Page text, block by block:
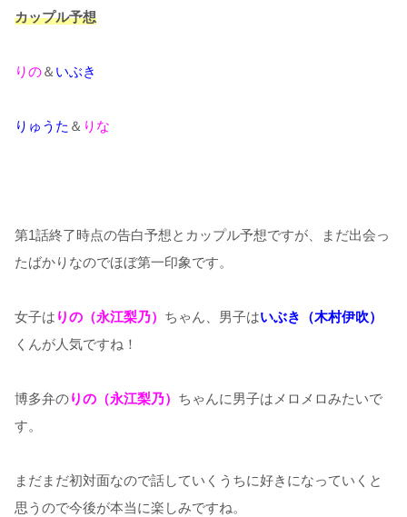
カップル予想
りの＆ いぶき
りゅうた ＆ りな
第1話終了時点の告白予想とカップル予想ですが、まだ出会っ
たばかりなのでほぼ第一印象です。
女子は りの（永江梨乃） ちゃん、男子はいぶき（木村伊吹）
くんが人気ですね！
博多弁のりの（永江梨乃） ちゃんに男子はメロメロみたいで
す。
まだまだ初対面なので話していくうちに好きになっていくと
思うので今後が本当に楽しみですね。